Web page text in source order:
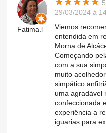
Fatima.l
29/03/2024 à
Viemos
entendida em
Morna de
Começando
com a sua
muito
simpático
uma agradável
confeccionada
experiência a
iguarias para